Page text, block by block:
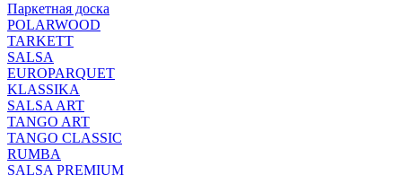
Паркетная доска
POLARWOOD
TARKETT
SALSA
EUROPARQUET
KLASSIKA
SALSA ART
TANGO ART
TANGO CLASSIC
RUMBA
SALSA PREMIUM